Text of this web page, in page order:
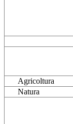
Agricoltura
Natura